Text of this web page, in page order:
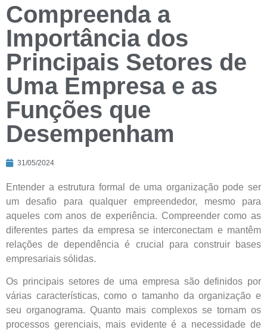
Compreenda a
Importância dos
Principais Setores de
Uma Empresa e as
Funções que
Desempenham
31/05/2024
Entender a estrutura formal de uma organização pode ser
um desafio para qualquer empreendedor, mesmo para
aqueles com anos de experiência. Compreender como as
diferentes partes da empresa se interconectam e mantêm
relações de dependência é crucial para construir bases
empresariais sólidas.
Os principais setores de uma empresa são definidos por
várias características, como o tamanho da organização e
seu organograma. Quanto mais complexos se tornam os
processos gerenciais, mais evidente é a necessidade de